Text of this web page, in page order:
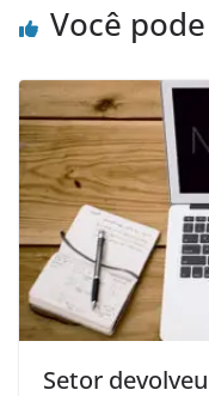
Você
Setor